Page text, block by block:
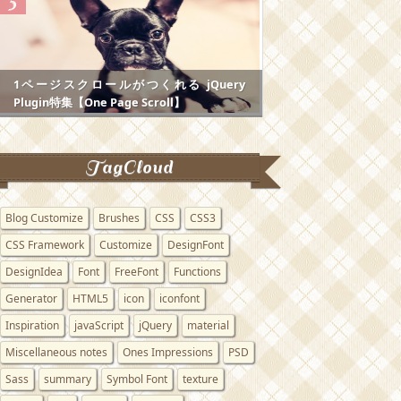
1ページスクロールがつくれる jQuery
Plugin特集【One Page Scroll】
TagCloud
Blog Customize Brushes CSS
CSS3
CSS Framework
Customize
DesignFont
DesignIdea
Font FreeFont
Functions
Generator
HTML5 icon
iconfont
Inspiration
javaScript jQuery
material
Miscellaneous notes
Ones Impressions
PSD
Sass
summary Symbol Font
texture